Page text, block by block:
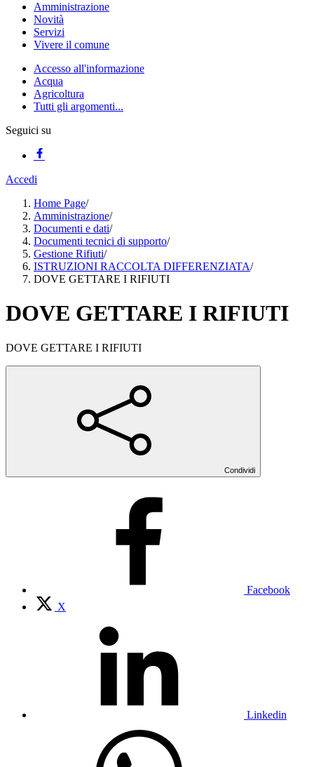
Amministrazione
Novità
Servizi
Vivere il comune
Accesso all'informazione
Acqua
Agricoltura
Tutti gli argomenti...
Seguici su
Accedi
Home Page/
Amministrazione/
Documenti e dati/
Documenti tecnici di supporto/
Gestione Rifiuti/
ISTRUZIONI RACCOLTA DIFFERENZIATA/
DOVE GETTARE I RIFIUTI
DOVE GETTARE I RIFIUTI
DOVE GETTARE I RIFIUTI
Condividi
Facebook
X
Linkedin